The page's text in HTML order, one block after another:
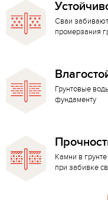
Сваи
промерзания
Грунтовые
фундаменту
Камни в
при забивке